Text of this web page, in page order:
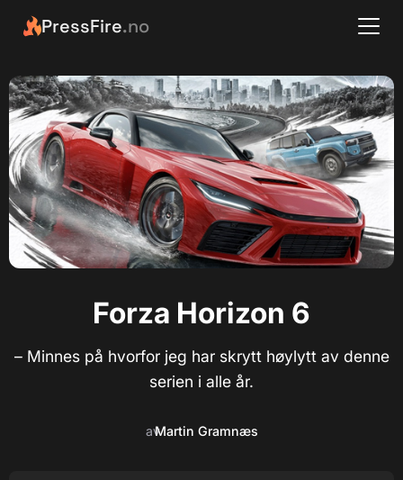
PressFire.no
Forza Horizon 6
– Minnes på hvorfor jeg har skrytt høylytt av denne
serien i alle år.
avMartin Gramnæs